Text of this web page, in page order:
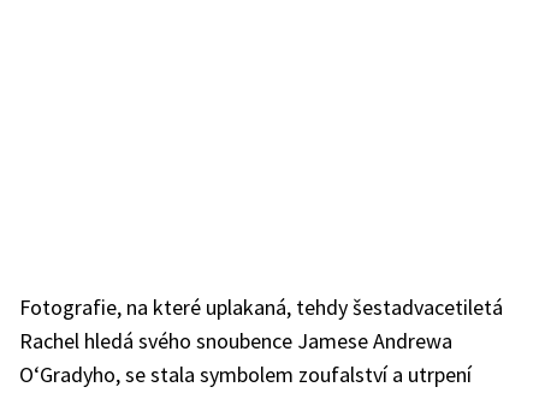
Fotografie, na které uplakaná, tehdy šestadvacetiletá
Rachel hledá svého snoubence Jamese Andrewa
O‘Gradyho, se stala symbolem zoufalství a utrpení